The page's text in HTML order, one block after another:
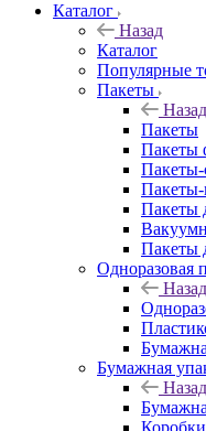
Каталог
Назад
Каталог
Популярные
Пакеты
Назад
Пакеты
Пакеты
Пакеты
Пакеты
Одноразовая
Назад
Бумажная
Назад